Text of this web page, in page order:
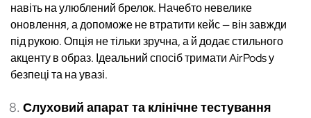
навіть на улюблений брелок. Начебто невелике
оновлення, а допоможе не втратити кейс — він завжди
під рукою. Опція не тільки зручна, а й додає стильного
акценту в образ. Ідеальний спосіб тримати AirPods у
безпеці та на увазі.
Слуховий апарат та клінічне тестування